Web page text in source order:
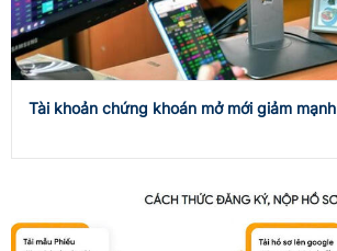
Tài khoản chứng khoán mở mới giảm mạnh